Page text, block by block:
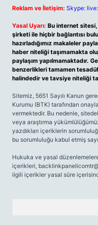
Reklam ve İletişim: Skype:
Yasal Uyarı: Bu internet
şirketi ile hiçbir bağlantısı
hazırladığımız makaleler
haber niteliği taşımamakta
paylaşım yapılmamaktadır.
benzerlikleri tamamen
halindedir ve tavsiye niteliği
Sitemiz, 5651 Sayılı Kanun
Kurumu (BTK) tarafından
vermektedir. Bu nedenle,
veya araştırma
yazdıkları içeriklerin
bu sorumluluğu kabul etmiş
Hukuka ve yasal
içerikleri,
ilgili içerikler yasal süre